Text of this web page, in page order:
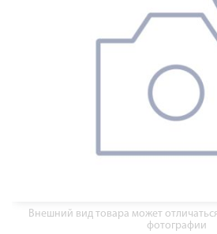
Внешний вид товара может
фотографии